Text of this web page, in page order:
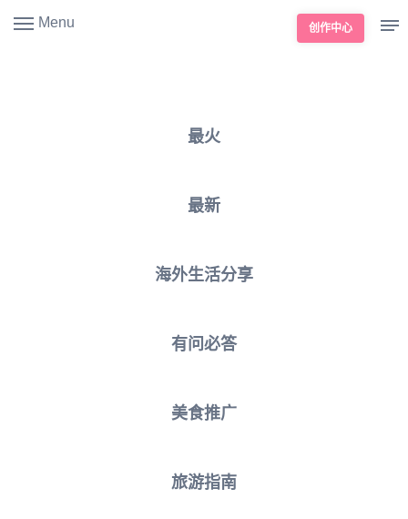
Menu 创作中心
最火
最新
海外生活分享
有问必答
美食推广
旅游指南